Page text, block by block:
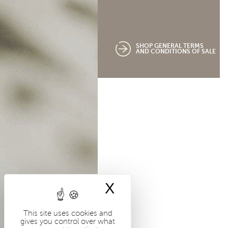
This site uses cookies and
gives you control over what
X
SHOP GENERAL TERMS
AND CONDITIONS OF SALE